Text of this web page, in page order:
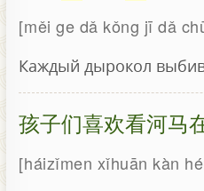
měi ge dǎ kǒng jī dǎ
Каждый дырокол
孩子们喜欢看河马
háizǐmen xǐhuān kàn